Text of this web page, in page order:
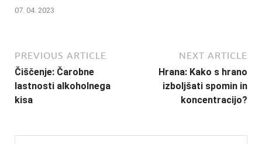
07. 04. 2023
PREVIOUS ARTICLE
Čiščenje: Čarobne
lastnosti alkoholnega
kisa
NEXT ARTICLE
Hrana: Kako s hrano
izboljšati spomin in
koncentracijo?